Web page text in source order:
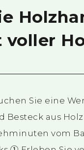
voller
Sie eine
Besteck aus
vom